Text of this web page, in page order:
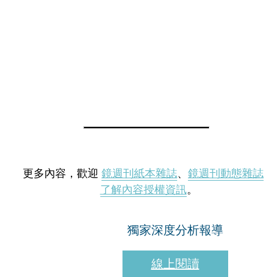
更多內容，歡迎 鏡週刊紙本雜誌、 鏡週刊動態雜誌
了解內容授權資訊。
獨家深度分析報導
線上閱讀